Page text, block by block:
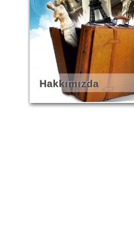
Hakkımızda